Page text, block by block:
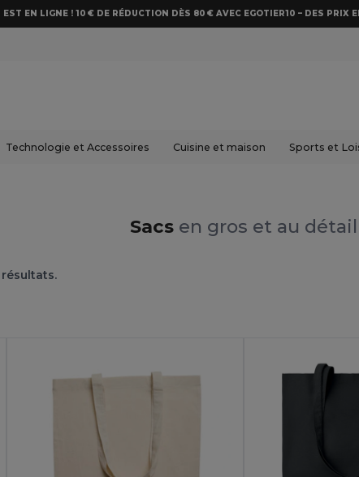
EST EN LIGNE ! 10 € DE RÉDUCTION DÈS 80 € AVEC EGOTIER10 – DES PRIX
Technologie et Accessoires Cuisine et maison Sports et
Sacs en gros et au détail